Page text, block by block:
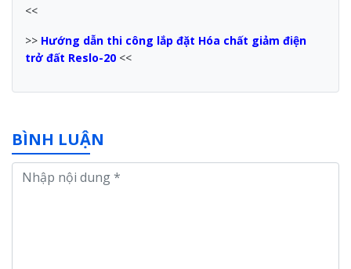
<<
>> Hướng dẫn thi công lắp đặt Hóa chất giảm điện
trở đất Reslo-20 <<
BÌNH LUẬN